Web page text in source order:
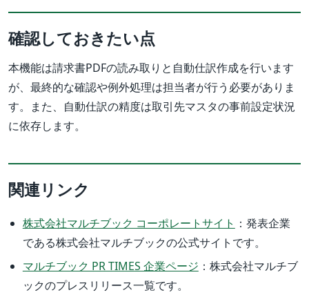
確認しておきたい点
本機能は請求書PDFの読み取りと自動仕訳作成を行います
が、最終的な確認や例外処理は担当者が行う必要がありま
す。また、自動仕訳の精度は取引先マスタの事前設定状況
に依存します。
関連リンク
株式会社マルチブック コーポレートサイト ：発表企業
である株式会社マルチブックの公式サイトです。
マルチブック PR TIMES 企業ページ ：株式会社マルチブ
ックのプレスリリース一覧です。